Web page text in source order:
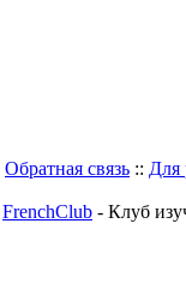
Обратная связь :: Для
FrenchClub - Клуб